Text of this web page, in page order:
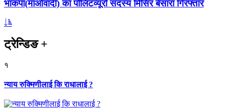
भाकपा(माओवादी) का पोलिटव्यूरो सदस्य मिसिर बेसारा गिरफ्तार
ट्रेन्डिङ+
१
न्याय रुक्मिणीलाई कि राधालाई ?